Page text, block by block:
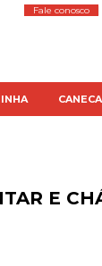
Fale conosco
E